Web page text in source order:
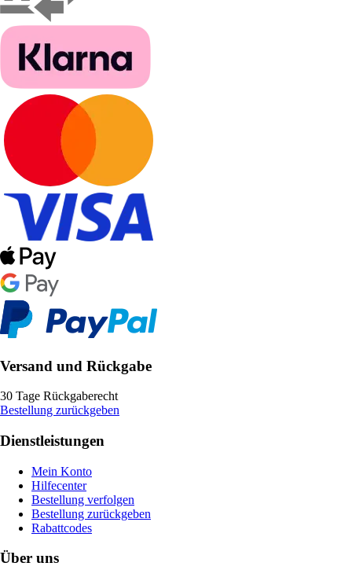
Versand und Rückgabe
30 Tage Rückgaberecht
Bestellung zurückgeben
Dienstleistungen
Mein Konto
Hilfecenter
Bestellung verfolgen
Bestellung zurückgeben
Rabattcodes
Über uns